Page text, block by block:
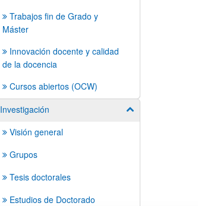
Trabajos fin de Grado y
Máster
Innovación docente y calidad
de la docencia
Cursos abiertos (OCW)
Investigación
Mostrar/ocultar
Visión general
Grupos
Tesis doctorales
Estudios de Doctorado